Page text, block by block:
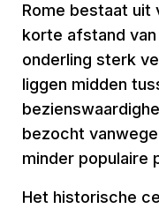
Rome bestaat uit
korte afstand
onderling sterk
liggen midden
bezocht
minder populaire
Het historische